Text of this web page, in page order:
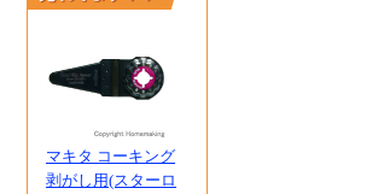
マキタ コーキング
剥がし用(スターロ